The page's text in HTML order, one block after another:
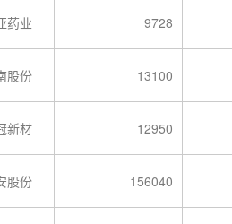
药业 9728
股份 13100
新材 12950
股份 156040